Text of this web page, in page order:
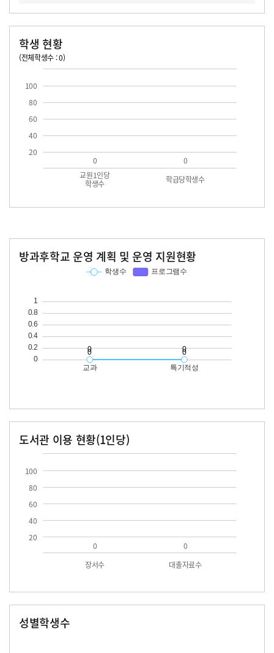
학생 현황
(전체학생수 : 0)
20
40
60
80
100
교원1인당
학생수 학급당학생수
0 0
방과후학교 운영 계획 및 운영 지원현황
도서관 이용 현황(1인당)
20
40
60
80
100
장서수 대출자료수
0 0
성별학생수